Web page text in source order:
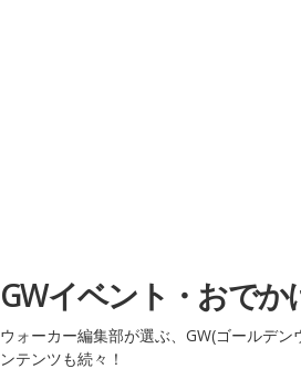
GWイベント・おでか
ウォーカー編集部が選ぶ、GW(ゴールデ
ンテンツも続々！